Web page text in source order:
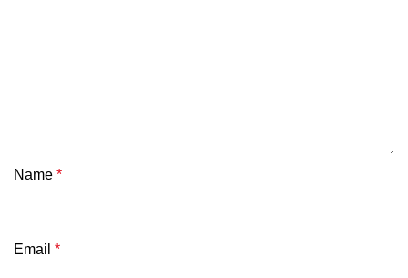
Name *
Email *